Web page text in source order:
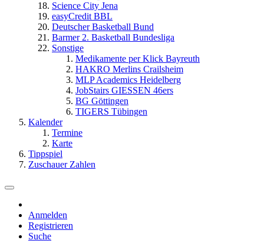
Science City Jena
easyCredit BBL
Deutscher Basketball Bund
Barmer 2. Basketball Bundesliga
Sonstige
Medikamente per Klick Bayreuth
HAKRO Merlins Crailsheim
MLP Academics Heidelberg
JobStairs GIESSEN 46ers
BG Göttingen
TIGERS Tübingen
Kalender
Termine
Karte
Tippspiel
Zuschauer Zahlen
Anmelden
Registrieren
Suche